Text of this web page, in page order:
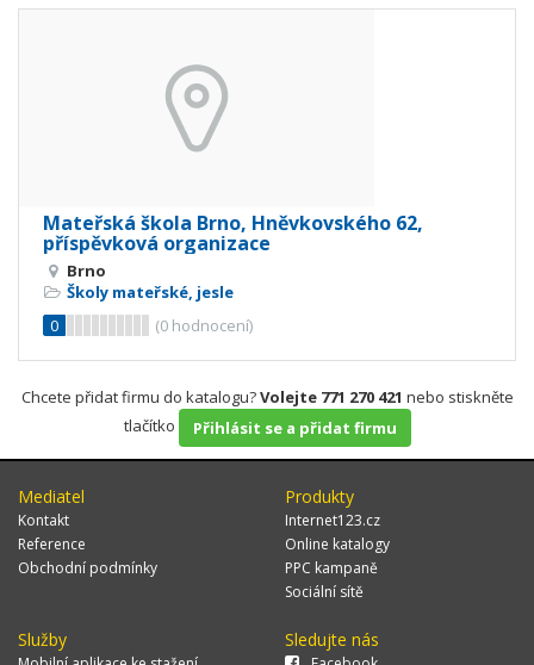
Mateřská škola Brno, Hněvkovského 62,
příspěvková organizace
Brno
Školy mateřské, jesle
0
(0 hodnocení)
Chcete přidat firmu do katalogu?Volejte 771 270 421 nebo stiskněte
tlačítko
Přihlásit se a přidat firmu
Mediatel
Kontakt
Reference
Obchodní podmínky
Produkty
Internet123.cz
Online katalogy
PPC kampaně
Sociální sítě
Služby Sledujte nás